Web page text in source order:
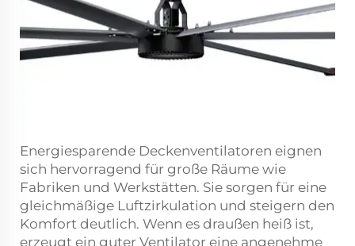
Energiesparende Deckenventilatoren eignen
sich hervorragend für große Räume wie
Fabriken und Werkstätten. Sie sorgen für eine
gleichmäßige Luftzirkulation und steigern den
Komfort deutlich. Wenn es draußen heiß ist,
erzeugt ein guter Ventilator eine angenehme